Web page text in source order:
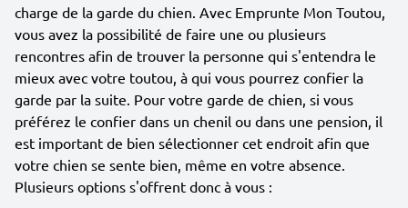
charge de la garde du chien. Avec Emprunte Mon Toutou,
vous avez la possibilité de faire une ou plusieurs
rencontres afin de trouver la personne qui s'entendra le
mieux avec votre toutou, à qui vous pourrez confier la
garde par la suite. Pour votre garde de chien, si vous
préférez le confier dans un chenil ou dans une pension, il
est important de bien sélectionner cet endroit afin que
votre chien se sente bien, même en votre absence.
Plusieurs options s'offrent donc à vous :